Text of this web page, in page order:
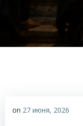
on 27 июня, 2026